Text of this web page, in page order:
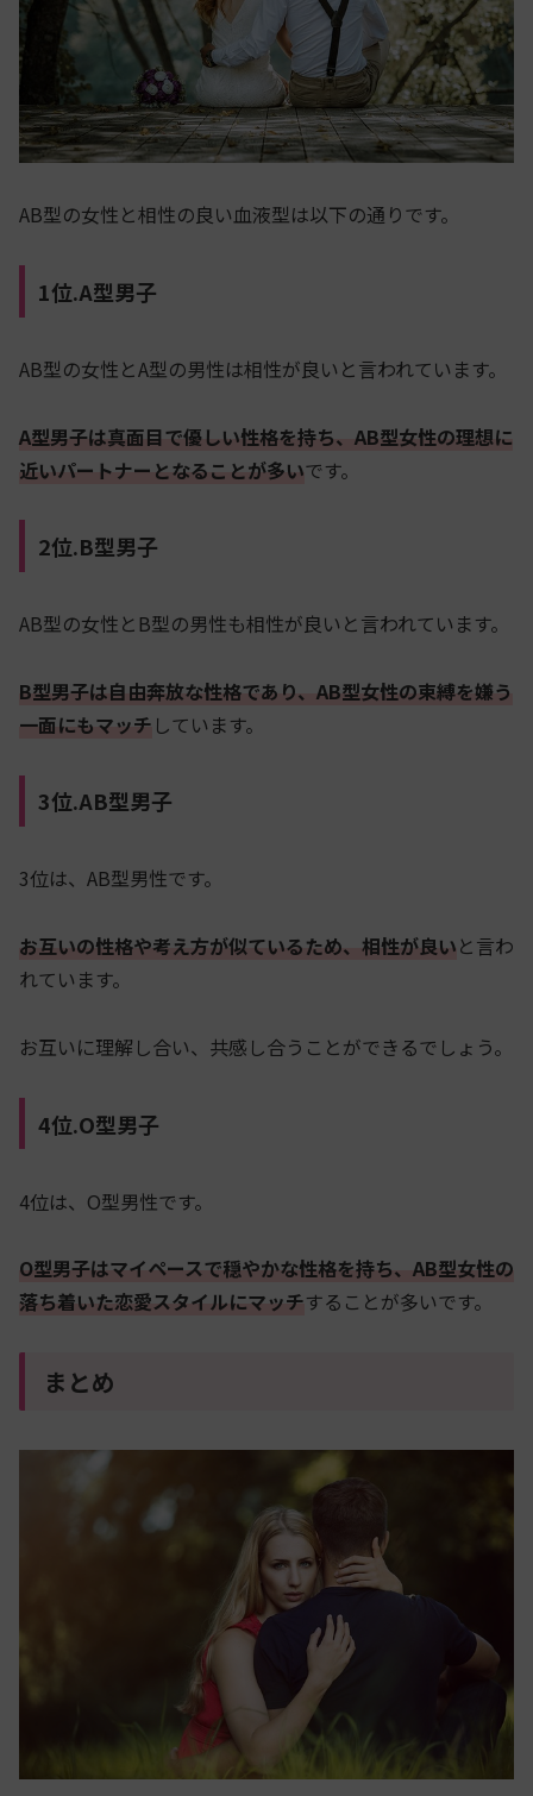
AB型の女性と相性の良い血液型は以下の通りです。
1位.A型男子
AB型の女性とA型の男性は相性が良いと言われています。
A型男子は真面目で優しい性格を持ち、AB型女性の理想に
近いパートナーとなることが多いです。
2位.B型男子
AB型の女性とB型の男性も相性が良いと言われています。
B型男子は自由奔放な性格であり、AB型女性の束縛を嫌う
一面にもマッチ しています。
3位.AB型男子
3位は、AB型男性です。
お互いの性格や考え方が似ているため、相性が良いと言わ
れています。
お互いに理解し合い、共感し合うことができるでしょう。
4位.O型男子
4位は、O型男性です。
O型男子はマイペースで穏やかな性格を持ち、AB型女性の
落ち着いた恋愛スタイルにマッチすることが多いです。
まとめ